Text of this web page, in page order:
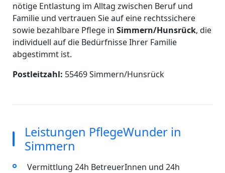
nötige Entlastung im Alltag zwischen Beruf und
Familie und vertrauen Sie auf eine rechtssichere
sowie bezahlbare Pflege in Simmern/Hunsrück, die
individuell auf die Bedürfnisse Ihrer Familie
abgestimmt ist.
Postleitzahl: 55469 Simmern/Hunsrück
Leistungen PflegeWunder in
Simmern
Vermittlung 24h BetreuerInnen und 24h